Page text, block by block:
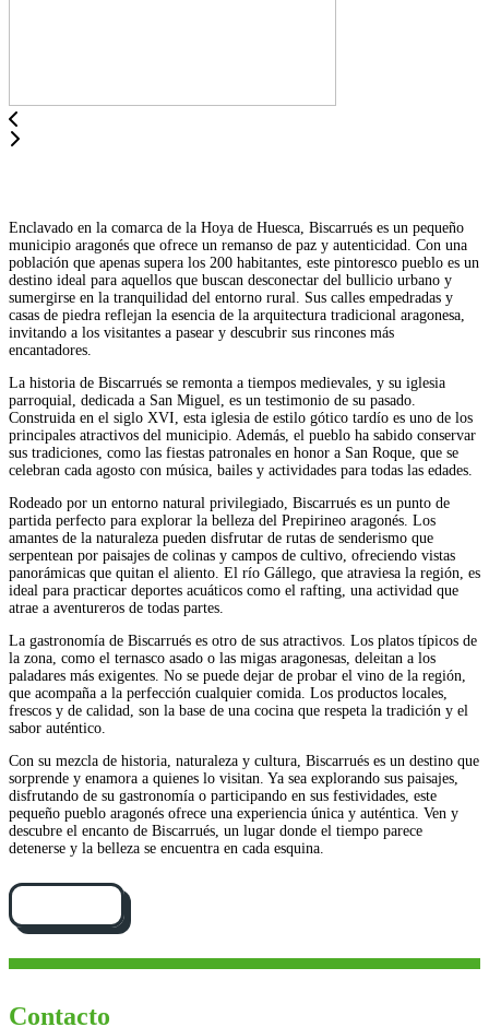
Enclavado en la comarca de la Hoya de Huesca, Biscarrués es un pequeño
municipio aragonés que ofrece un remanso de paz y autenticidad. Con una
población que apenas supera los 200 habitantes, este pintoresco pueblo es un
destino ideal para aquellos que buscan desconectar del bullicio urbano y
sumergirse en la tranquilidad del entorno rural. Sus calles empedradas y
casas de piedra reflejan la esencia de la arquitectura tradicional aragonesa,
invitando a los visitantes a pasear y descubrir sus rincones más
encantadores.
La historia de Biscarrués se remonta a tiempos medievales, y su iglesia
parroquial, dedicada a San Miguel, es un testimonio de su pasado.
Construida en el siglo XVI, esta iglesia de estilo gótico tardío es uno de los
principales atractivos del municipio. Además, el pueblo ha sabido conservar
sus tradiciones, como las fiestas patronales en honor a San Roque, que se
celebran cada agosto con música, bailes y actividades para todas las edades.
Rodeado por un entorno natural privilegiado, Biscarrués es un punto de
partida perfecto para explorar la belleza del Prepirineo aragonés. Los
amantes de la naturaleza pueden disfrutar de rutas de senderismo que
serpentean por paisajes de colinas y campos de cultivo, ofreciendo vistas
panorámicas que quitan el aliento. El río Gállego, que atraviesa la región, es
ideal para practicar deportes acuáticos como el rafting, una actividad que
atrae a aventureros de todas partes.
La gastronomía de Biscarrués es otro de sus atractivos. Los platos típicos de
la zona, como el ternasco asado o las migas aragonesas, deleitan a los
paladares más exigentes. No se puede dejar de probar el vino de la región,
que acompaña a la perfección cualquier comida. Los productos locales,
frescos y de calidad, son la base de una cocina que respeta la tradición y el
sabor auténtico.
Con su mezcla de historia, naturaleza y cultura, Biscarrués es un destino que
sorprende y enamora a quienes lo visitan. Ya sea explorando sus paisajes,
disfrutando de su gastronomía o participando en sus festividades, este
pequeño pueblo aragonés ofrece una experiencia única y auténtica. Ven y
descubre el encanto de Biscarrués, un lugar donde el tiempo parece
detenerse y la belleza se encuentra en cada esquina.
Contacto